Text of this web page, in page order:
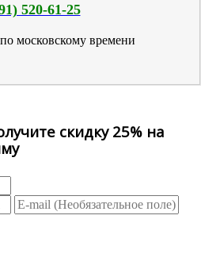
520-61-25
московскому времени
скидку 25% на